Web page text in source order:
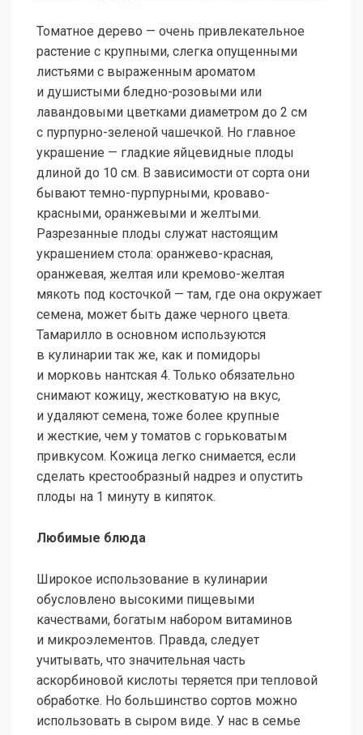
Томатное дерево — очень привлекательное
растение с крупными, слегка опущенными
листьями с выраженным ароматом
и душистыми бледно-розовыми или
лавандовыми цветками диаметром до 2 см
с пурпурно-зеленой чашечкой. Но главное
украшение — гладкие яйцевидные плоды
длиной до 10 см. В зависимости от сорта они
бывают темно-пурпурными, кроваво-
красными, оранжевыми и желтыми.
Разрезанные плоды служат настоящим
украшением стола: оранжево-красная,
оранжевая, желтая или кремово-желтая
мякоть под косточкой — там, где она окружает
семена, может быть даже черного цвета.
Тамарилло в основном используются
в кулинарии так же, как и помидоры
и морковь нантская 4. Только обязательно
снимают кожицу, жестковатую на вкус,
и удаляют семена, тоже более крупные
и жесткие, чем у томатов с горьковатым
привкусом. Кожица легко снимается, если
сделать крестообразный надрез и опустить
плоды на 1 минуту в кипяток.
Любимые блюда
Широкое использование в кулинарии
обусловлено высокими пищевыми
качествами, богатым набором витаминов
и микроэлементов. Правда, следует
учитывать, что значительная часть
аскорбиновой кислоты теряется при тепловой
обработке. Но большинство сортов можно
использовать в сыром виде. У нас в семье